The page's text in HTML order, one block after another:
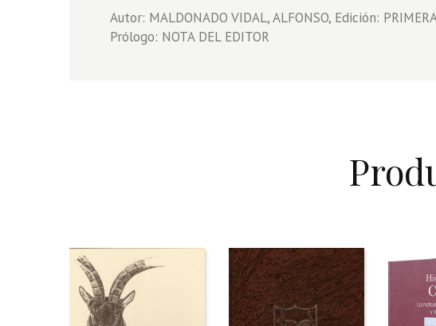
DE
Autor: MALDONADO VIDAL, ALFONSO, Edición:
Prólogo: NOTA DEL EDITOR